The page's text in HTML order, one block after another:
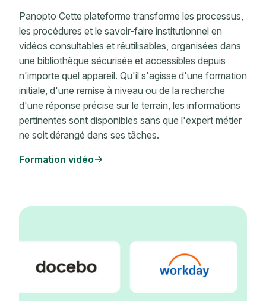
Panopto Cette plateforme transforme les processus,
les procédures et le savoir-faire institutionnel en
vidéos consultables et réutilisables, organisées dans
une bibliothèque sécurisée et accessibles depuis
n'importe quel appareil. Qu'il s'agisse d'une formation
initiale, d'une remise à niveau ou de la recherche
d'une réponse précise sur le terrain, les informations
pertinentes sont disponibles sans que l'expert métier
ne soit dérangé dans ses tâches.
Formation vidéo